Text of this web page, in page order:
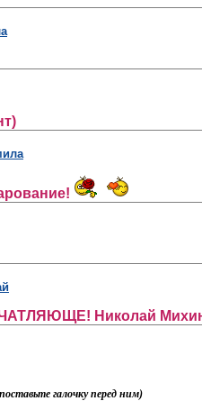
Николай
галочку перед ним)